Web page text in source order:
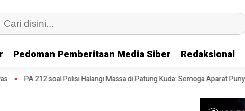
Pedoman Pemberitaan Media Siber Redaksional
Polisi Halangi Massa di Patung Kuda: Semoga Aparat Punya Hati Nurani